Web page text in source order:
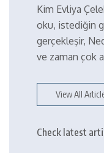
Kim Evliya
oku, istediğin
gerçekleşir,
ve zaman çok
View All
Check latest